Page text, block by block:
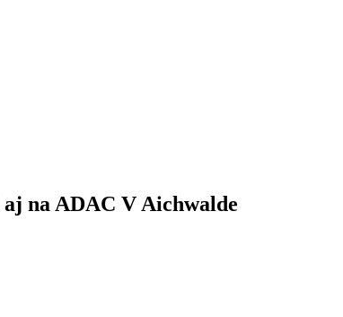
na ADAC V Aichwalde